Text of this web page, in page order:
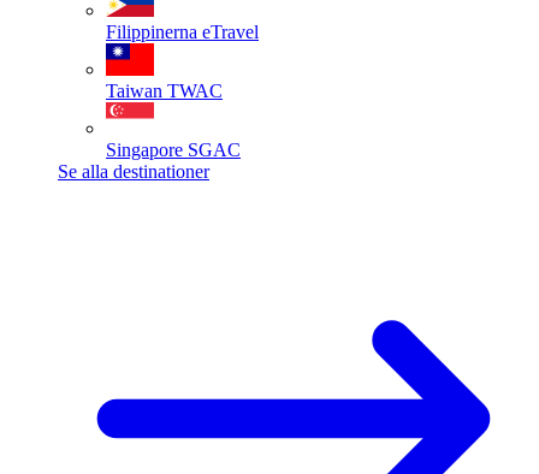
Filippinerna eTravel
Taiwan TWAC
Singapore SGAC
Se alla destinationer